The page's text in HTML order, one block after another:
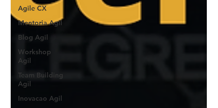
Agile CX
Mentoria Agil
Blog Agil
Workshop
Agil
Team Building
Agil
Inovacao Agil